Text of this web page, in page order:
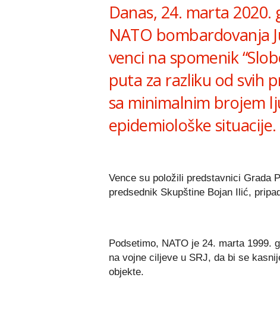
Danas, 24. marta
NATO bombardovanja
venci na spomenik
puta za razliku od svih
sa minimalnim brojem
epidemiološke situacije.
Vence su položili predstavnici Grada
predsednik Skupštine Bojan Ilić,
Podsetimo, NATO je 24. marta 1999.
na vojne ciljeve u SRJ, da bi se
objekte.